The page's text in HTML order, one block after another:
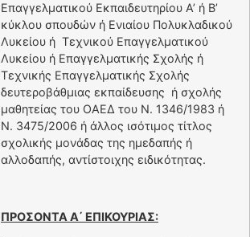
Επαγγελματικού Εκπαιδευτηρίου Α’ ή Β’
κύκλου σπουδών ή Ενιαίου Πολυκλαδικού
Λυκείου ή Τεχνικού Επαγγελματικού
Λυκείου ή Επαγγελματικής Σχολής ή
Τεχνικής Επαγγελματικής Σχολής
δευτεροβάθμιας εκπαίδευσης ή σχολής
μαθητείας του ΟΑΕΔ του Ν. 1346/1983 ή
Ν. 3475/2006 ή άλλος ισότιμος τίτλος
σχολικής μονάδας της ημεδαπής ή
αλλοδαπής, αντίστοιχης ειδικότητας.
ΠΡΟΣΟΝΤΑ Α΄ ΕΠΙΚΟΥΡΙΑΣ: